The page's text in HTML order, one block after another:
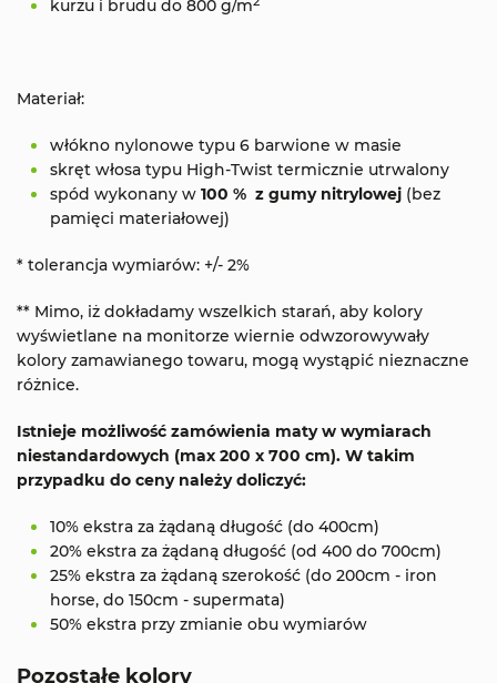
kurzu i brudu do 800 g/m
Materiał:
włókno nylonowe typu 6 barwione w masie
skręt włosa typu High-Twist termicznie utrwalony
spód wykonany w 100 % z gumy nitrylowej (bez
pamięci materiałowej)
* tolerancja wymiarów: +/- 2%
** Mimo, iż dokładamy wszelkich starań, aby kolory
wyświetlane na monitorze wiernie odwzorowywały
kolory zamawianego towaru, mogą wystąpić nieznaczne
różnice.
Istnieje możliwość zamówienia maty w wymiarach
niestandardowych (max 200 x 700 cm). W takim
przypadku do ceny należy doliczyć:
10% ekstra za żądaną długość (do 400cm)
20% ekstra za żądaną długość (od 400 do 700cm)
25% ekstra za żądaną szerokość (do 200cm - iron
horse, do 150cm - supermata)
50% ekstra przy zmianie obu wymiarów
Pozostałe kolory